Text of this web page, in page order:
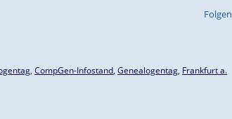
Folgen
, CompGen-Infostand, Genealogentag, Frankfurt a.